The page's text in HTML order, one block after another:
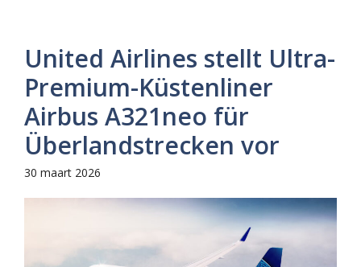
United Airlines stellt Ultra-
Premium-Küstenliner
Airbus A321neo für
Überlandstrecken vor
30 maart 2026